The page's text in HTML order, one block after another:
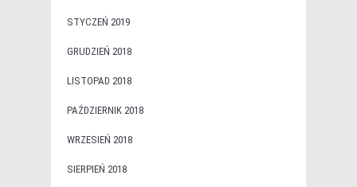
STYCZEŃ 2019
GRUDZIEŃ 2018
LISTOPAD 2018
PAŹDZIERNIK 2018
WRZESIEŃ 2018
SIERPIEŃ 2018